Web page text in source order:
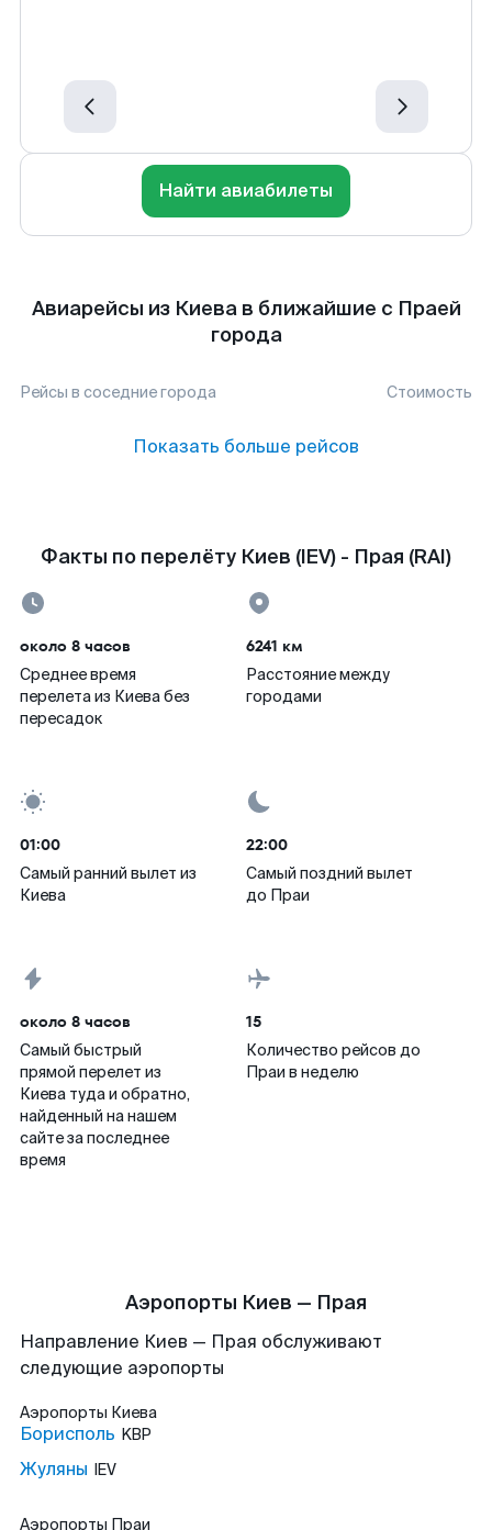
Найти авиабилеты
Авиарейсы из Киева в ближайшие с Праей
города
Рейсы в соседние города Стоимость
Показать больше рейсов
Факты по перелёту Киев (IEV) - Прая (RAI)
около 8 часов
Среднее время
перелета из Киева без
пересадок
6241 км
Расстояние между
городами
01:00
Самый ранний вылет из
Киева
22:00
Самый поздний вылет
до Праи
около 8 часов
Самый быстрый
прямой перелет из
Киева туда и обратно,
найденный на нашем
сайте за последнее
время
15
Количество рейсов до
Праи в неделю
Аэропорты Киев — Прая
Направление Киев — Прая обслуживают
следующие аэропорты
Аэропорты Киева
Борисполь KBP
Жуляны IEV
Аэропорты Праи